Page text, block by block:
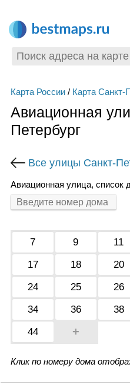
Карта России/ Карта Санкт-
Авиационная
Петербург
Все улицы Санкт-
Авиационная улица, список
7 9 11
17
18 20
24
25 26
34
36 38
44
+
Клик по номеру дома